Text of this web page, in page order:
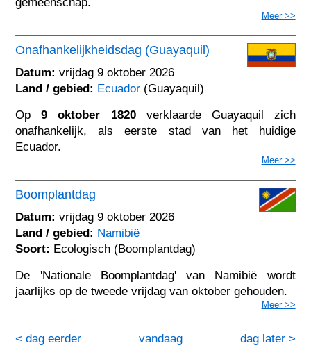
Meer >>
Onafhankelijkheidsdag (Guayaquil)
Datum: vrijdag 9 oktober 2026
Land / gebied: Ecuador (Guayaquil)
Op9 oktober 1820verklaarde Guayaquil zich
onafhankelijk, als eerste stad van het huidige
Ecuador.
Meer >>
Boomplantdag
Datum: vrijdag 9 oktober 2026
Land / gebied: Namibië
Soort: Ecologisch (Boomplantdag)
De 'Nationale Boomplantdag' van Namibië wordt
jaarlijks op de tweede vrijdag van oktober gehouden.
Meer >>
< dag eerder dag later >
vandaag